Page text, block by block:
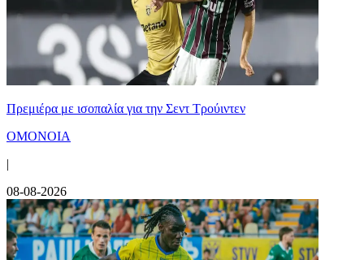
Πρεμιέρα με ισοπαλία για την Σεντ Τρούιντεν
ΟΜΟΝΟΙΑ
|
08-08-2026